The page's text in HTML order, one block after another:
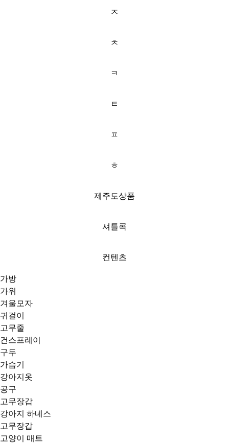
ㅈ
ㅊ
ㅋ
ㅌ
ㅍ
ㅎ
제주도상품
셔틀콕
컨텐츠
가방
가위
겨울모자
귀걸이
고무줄
건스프레이
구두
가습기
강아지옷
공구
고무장갑
강아지 하네스
고무장갑
고양이 매트